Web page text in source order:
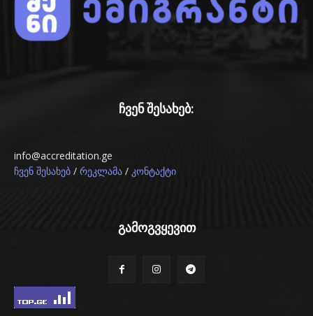
ჩვენ შესახებ:
info@accreditation.ge
ჩვენ შესახებ / რეკლამა / კონტაქტი
გამოგვყევით